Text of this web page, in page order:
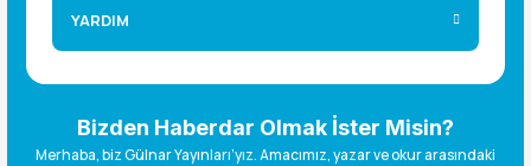
YARDIM
Bizden Haberdar Olmak İster Misin?
Merhaba, biz Gülnar Yayınları’yız. Amacımız, yazar ve okur arasındaki